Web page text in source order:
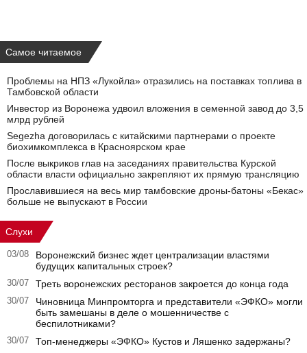
Самое читаемое
Проблемы на НПЗ «Лукойла» отразились на поставках топлива в
Тамбовской области
Инвестор из Воронежа удвоил вложения в семенной завод до 3,5
млрд рублей
Segezha договорилась с китайскими партнерами о проекте
биохимкомплекса в Красноярском крае
После выкриков глав на заседаниях правительства Курской
области власти официально закрепляют их прямую трансляцию
Прославившиеся на весь мир тамбовские дроны-батоны «Бекас»
больше не выпускают в России
Слухи
03/08
Воронежский бизнес ждет централизации властями
будущих капитальных строек?
30/07 Треть воронежских ресторанов закроется до конца года
30/07
Чиновница Минпромторга и представители «ЭФКО» могли
быть замешаны в деле о мошенничестве с
беспилотниками?
30/07 Топ-менеджеры «ЭФКО» Кустов и Ляшенко задержаны?